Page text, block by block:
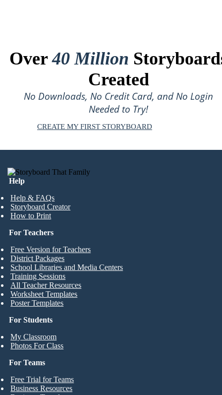
Over40 Million
Created
No Downloads, No Credit Card, and No Login
Needed to Try!
CREATE MY FIRST STORYBOARD
Help
Help & FAQs
Storyboard Creator
How to Print
For Students
My Classroom
Photos For Class
For Teachers
Free Version for Teachers
District Packages
School Libraries and Media Centers
Training Sessions
All Teacher Resources
Worksheet Templates
Poster Templates
For Teams
Free Trial for Teams
Business Resources